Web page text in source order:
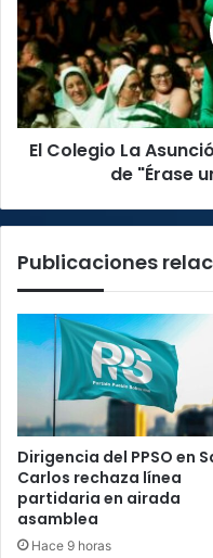
Asunción
de
Pérez
Zeledón
es
sede
deEl Colegio La
de "Érase
Publicaciones
Dirigencia del PPSO en
Carlos rechaza línea
partidaria en airada
asamblea
Hace 9 horas